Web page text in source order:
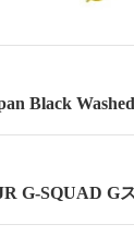
Black
G-SQUAD G